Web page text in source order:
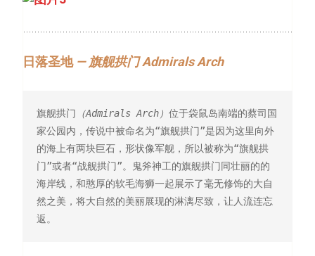
日落圣地— 旗舰拱门 Admirals Arch
旗舰拱门 （Admirals Arch） 位于袋鼠岛南端的蔡司国
家公园内，传说中被命名为“旗舰拱门”是因为这里向外
的海上有两块巨石，形状像军舰，所以被称为“旗舰拱
门”或者“战舰拱门”。鬼斧神工的旗舰拱门同壮丽的的
海岸线，和憨厚的软毛海狮一起展示了毫无修饰的大自
然之美，将大自然的美丽展现的淋漓尽致，让人流连忘
返。